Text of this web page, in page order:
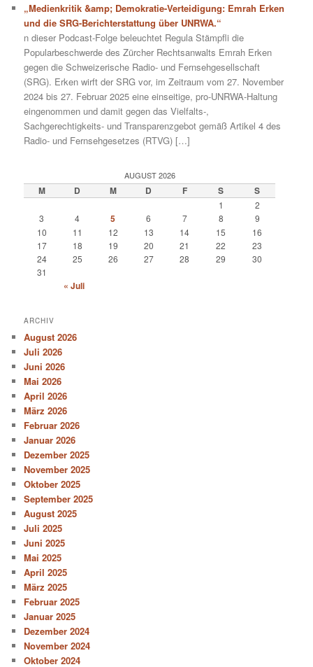
„Medienkritik &amp; Demokratie-Verteidigung: Emrah Erken
und die SRG-Berichterstattung über UNRWA.“
n dieser Podcast-Folge beleuchtet Regula Stämpfli die
Popularbeschwerde des Zürcher Rechtsanwalts Emrah Erken
gegen die Schweizerische Radio- und Fernsehgesellschaft
(SRG). Erken wirft der SRG vor, im Zeitraum vom 27. November
2024 bis 27. Februar 2025 eine einseitige, pro-UNRWA-Haltung
eingenommen und damit gegen das Vielfalts-,
Sachgerechtigkeits- und Transparenzgebot gemäß Artikel 4 des
Radio- und Fernsehgesetzes (RTVG) […]
AUGUST 2026
M D M D F S S
1
2
3
4 5 6 7 8
9
10
11 12 13 14 15
16
17
18 19 20 21 22
23
24
25 26 27 28 29
30
31
« Juli
ARCHIV
August 2026
Juli 2026
Juni 2026
Mai 2026
April 2026
März 2026
Februar 2026
Januar 2026
Dezember 2025
November 2025
Oktober 2025
September 2025
August 2025
Juli 2025
Juni 2025
Mai 2025
April 2025
März 2025
Februar 2025
Januar 2025
Dezember 2024
November 2024
Oktober 2024